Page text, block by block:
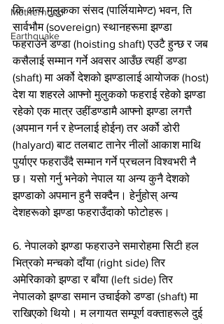
Motherhood
Earthquake
कि अन्य मुलुकका संसद (पार्लियामेण्ट) भवन, ति
सार्वभौम (sovereign) स्थानहरूमा झण्डा
फहराउने डण्डा (hoisting shaft) एउटै हुन्छ र जब
कसैलाई सम्मान गर्ने अवसर आउँछ त्यहीं डण्डा
(shaft) मा अर्को देशको झण्डालाई आयोजक (host)
देश या शहरले आफ्नो मुलुकको फहराई रहेको झण्डा
रहेको एक मात्र उहींडण्डामै आफ्नो झण्डा लगत्तै
(अपमान गर्न र हेप्नलाई होईन) तर अर्को डोरी
(halyard) बाट तलबाट तानेर नीलों आकाश माथि
पुर्याएर फहराउँदै सम्मान गर्ने प्रचलन विश्वभरी नै
छ। यसो गर्नु भनेको नेपाल या अन्य कुनै देशको
झण्डाको अपमान हुनै सक्दैन। हेर्नुहोस् अन्य
देशहरूको झण्डा फहराउँदाको फोटोहरू।
6. नेपालको झण्डा फहराउने समारोहमा सिटी हल
भित्रको मन्चको दाँया (right side) तिर
अमेरिकाको झण्डा र बाँया (left side) तिर
नेपालको झण्डा समान उचाईको डण्डा (shaft) मा
राखिएको थियो। म लगायत सम्पूर्ण वक्ताहरूले दुई